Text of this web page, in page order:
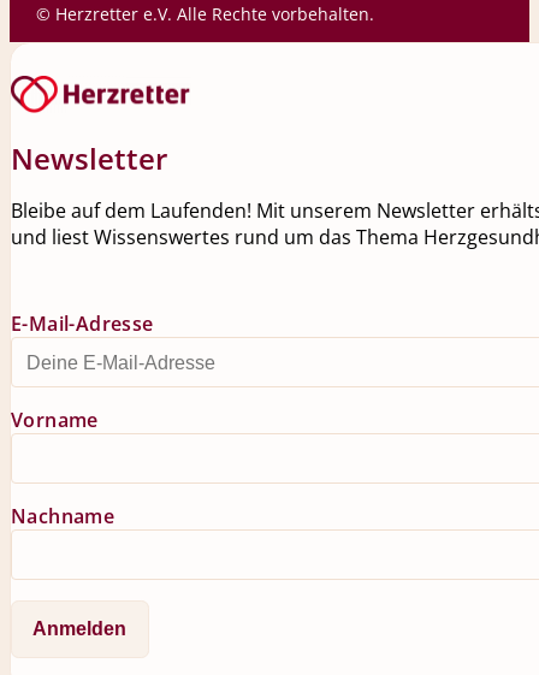
© Herzretter e.V. Alle Rechte vorbehalten.
Newsletter
Bleibe auf dem Laufenden! Mit unserem Newsletter
und liest Wissenswertes rund um das Thema
E-Mail-Adresse
Vorname
Nachname